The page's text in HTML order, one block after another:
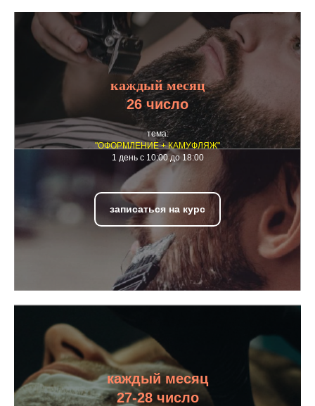
каждый месяц
26 число
тема:
"ОФОРМЛЕНИЕ + КАМУФЛЯЖ"
1 день с 10:00 до 18:00
записаться на курс
каждый месяц
27-28 число